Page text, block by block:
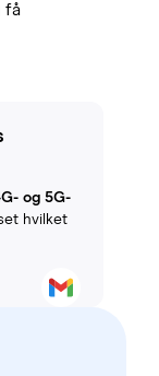
få
og 5G-
hvilket